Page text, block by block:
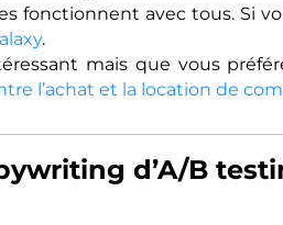
fonctionnent avec tous. Si
.
mais que vous
l’achat et la location de
d’A/B